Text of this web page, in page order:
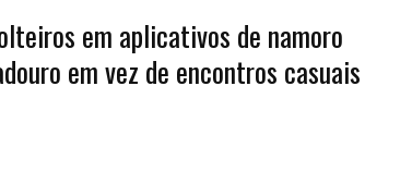
em aplicativos de namoro
em vez de encontros casuais